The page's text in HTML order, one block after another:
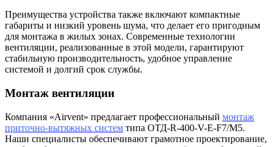
Преимущества устройства также включают компактные
габариты и низкий уровень шума, что делает его пригодным
для монтажа в жилых зонах. Современные технологии
вентиляции, реализованные в этой модели, гарантируют
стабильную производительность, удобное управление
системой и долгий срок службы.
Монтаж вентиляции
Компания «Airvent» предлагает профессиональный монтаж
приточно-вытяжных систем типа ОТД-R-400-V-E-F7/M5.
Наши специалисты обеспечивают грамотное проектирование,